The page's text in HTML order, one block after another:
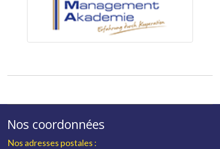
Nos coordonnées
Nos adresses postales :